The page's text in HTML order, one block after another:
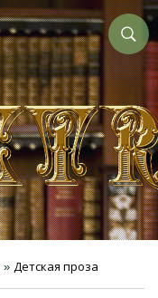
» Детская проза